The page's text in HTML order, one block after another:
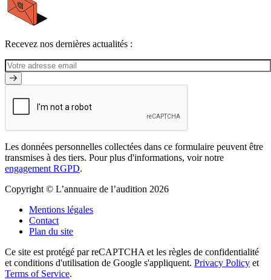
Recevez nos dernières actualités :
Les données personnelles collectées dans ce formulaire peuvent être
transmises à des tiers. Pour plus d'informations, voir notre
engagement RGPD.
Copyright © L’annuaire de l’audition 2026
Mentions légales
Contact
Plan du site
Ce site est protégé par reCAPTCHA et les règles de confidentialité
et conditions d'utilisation de Google s'appliquent. Privacy Policy et
Terms of Service.